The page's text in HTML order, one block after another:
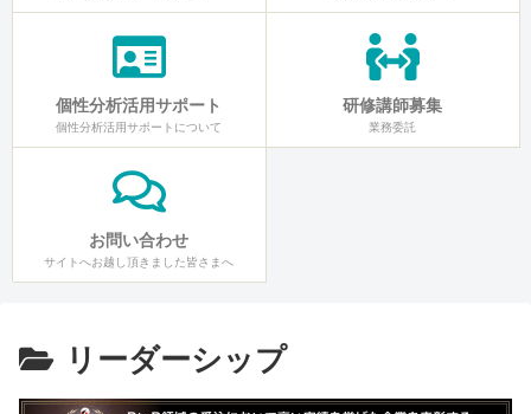
個性分析活用サポート
個性分析活用サポートについて
研修講師募集
業務委託
お問い合わせ
サイトへお越し頂きました皆さまへ
リーダーシップ